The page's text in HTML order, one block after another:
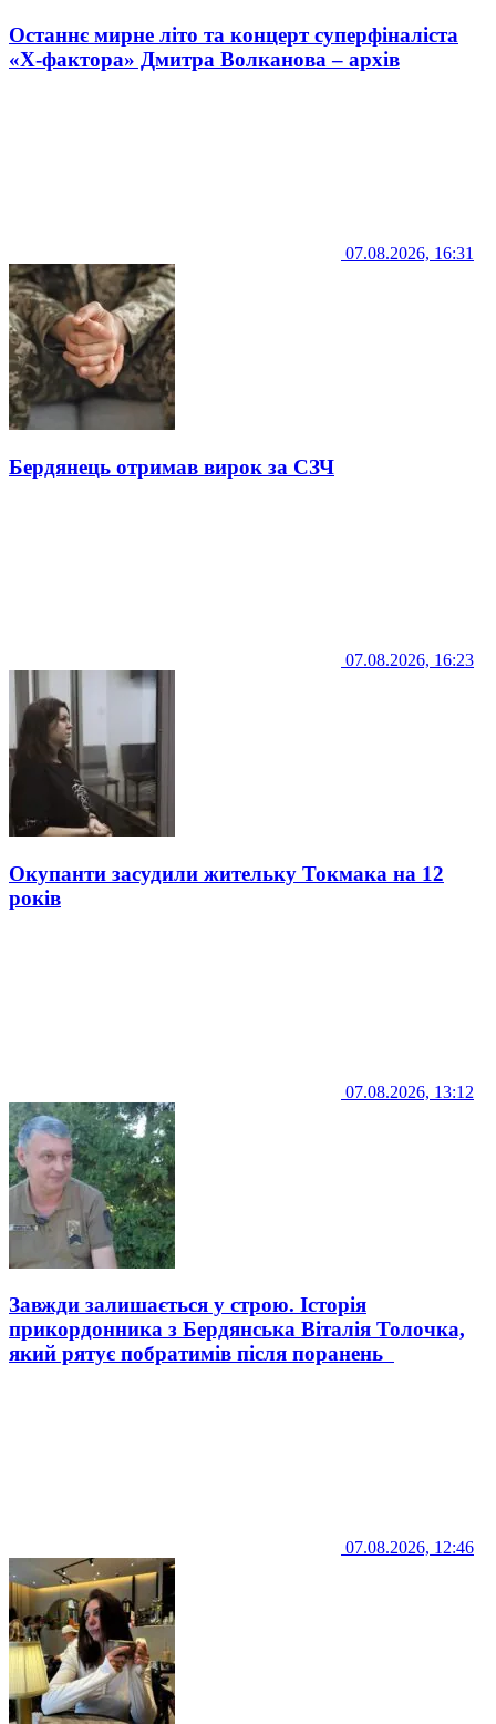
Останнє мирне літо та концерт суперфіналіста
«Х-фактора» Дмитра Волканова – архів
07.08.2026, 16:31
Бердянець отримав вирок за СЗЧ
07.08.2026, 16:23
Окупанти засудили жительку Токмака на 12
років
07.08.2026, 13:12
Завжди залишається у строю. Історія
прикордонника з Бердянська Віталія Толочка,
який рятує побратимів після поранень
07.08.2026, 12:46